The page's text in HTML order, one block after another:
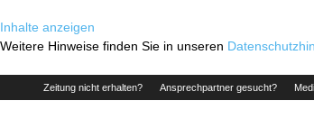
Inhalte anzeigen
Weitere Hinweise finden Sie in unseren
Zeitung nicht erhalten? Ansprechpartner gesucht?